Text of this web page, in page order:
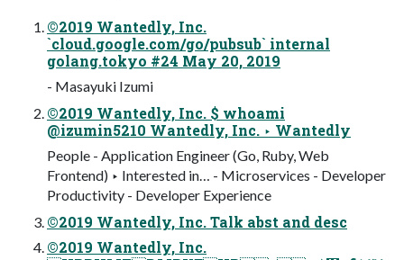
©2019 Wantedly, Inc.
`cloud.google.com/go/pubsub` internal
golang.tokyo #24 May 20, 2019
- Masayuki Izumi
©2019 Wantedly, Inc. $ whoami
@izumin5210 Wantedly, Inc. ‣ Wantedly
People - Application Engineer (Go, Ruby, Web
Frontend) ‣ Interested in… - Microservices - Developer
Productivity - Developer Experience
©2019 Wantedly, Inc. Talk abst and desc
©2019 Wantedly, Inc.